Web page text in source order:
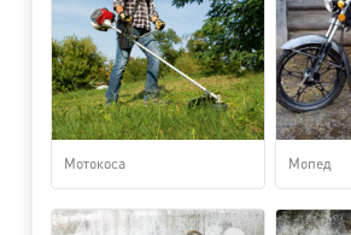
Мотокоса Мопед